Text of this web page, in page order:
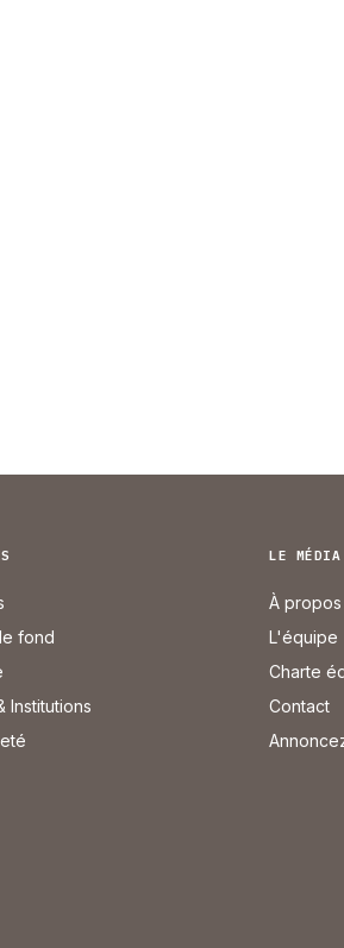
fond
Institutions
LE MÉDIA
À propos
L'équipe
Charte
Contact